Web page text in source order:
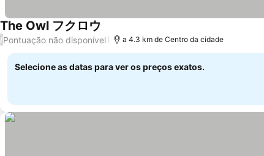
The Owl フクロウ Ver preços
/Pontuação não disponível a 4.3 km de Centro da cidade
Selecione as datas para ver os preços exatos.